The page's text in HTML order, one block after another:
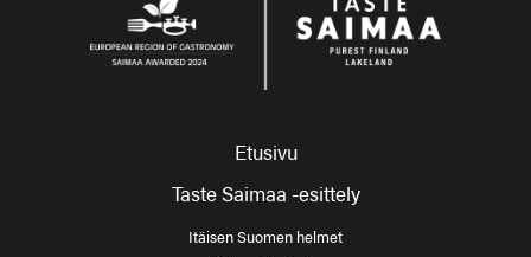
Etusivu
Taste Saimaa -esittely
Itäisen Suomen helmet